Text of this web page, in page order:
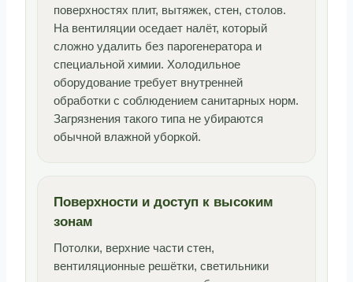
поверхностях плит, вытяжек, стен, столов.
На вентиляции оседает налёт, который
сложно удалить без парогенератора и
специальной химии. Холодильное
оборудование требует внутренней
обработки с соблюдением санитарных норм.
Загрязнения такого типа не убираются
обычной влажной уборкой.
Поверхности и доступ к высоким
зонам
Потолки, верхние части стен,
вентиляционные решётки, светильники